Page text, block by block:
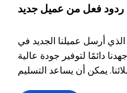
ردود فعل من عميل جديد
أرسل عميلنا الجديد في
دائمًا لتوفير جودة عالية
يمكن أن يساعد التسليم